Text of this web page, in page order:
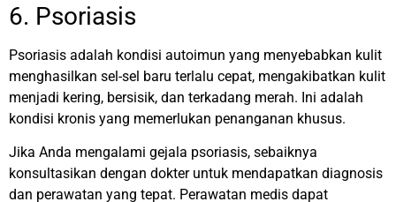
6. Psoriasis
Psoriasis adalah kondisi autoimun yang menyebabkan kulit
menghasilkan sel-sel baru terlalu cepat, mengakibatkan kulit
menjadi kering, bersisik, dan terkadang merah. Ini adalah
kondisi kronis yang memerlukan penanganan khusus.
Jika Anda mengalami gejala psoriasis, sebaiknya
konsultasikan dengan dokter untuk mendapatkan diagnosis
dan perawatan yang tepat. Perawatan medis dapat